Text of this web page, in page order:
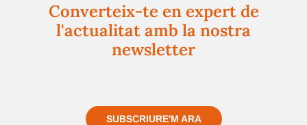
Converteix-te en expert de
l'actualitat amb la nostra
newsletter
SUBSCRIURE'M ARA